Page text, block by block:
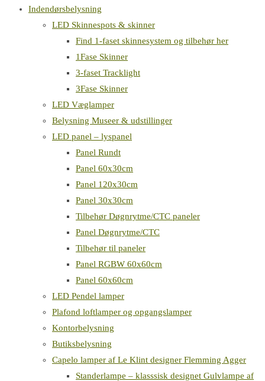
Indendørsbelysning
LED Skinnespots & skinner
Find 1-faset skinnesystem og tilbehør her
1Fase Skinner
3-faset Tracklight
3Fase Skinner
LED Væglamper
Belysning Museer & udstillinger
LED panel – lyspanel
Panel Rundt
Panel 60x30cm
Panel 120x30cm
Panel 30x30cm
Tilbehør Døgnrytme/CTC paneler
Panel Døgnrytme/CTC
Tilbehør til paneler
Panel RGBW 60x60cm
Panel 60x60cm
LED Pendel lamper
Plafond loftlamper og opgangslamper
Kontorbelysning
Butiksbelysning
Capelo lamper af Le Klint designer Flemming Agger
Standerlampe – klasssisk designet Gulvlampe af